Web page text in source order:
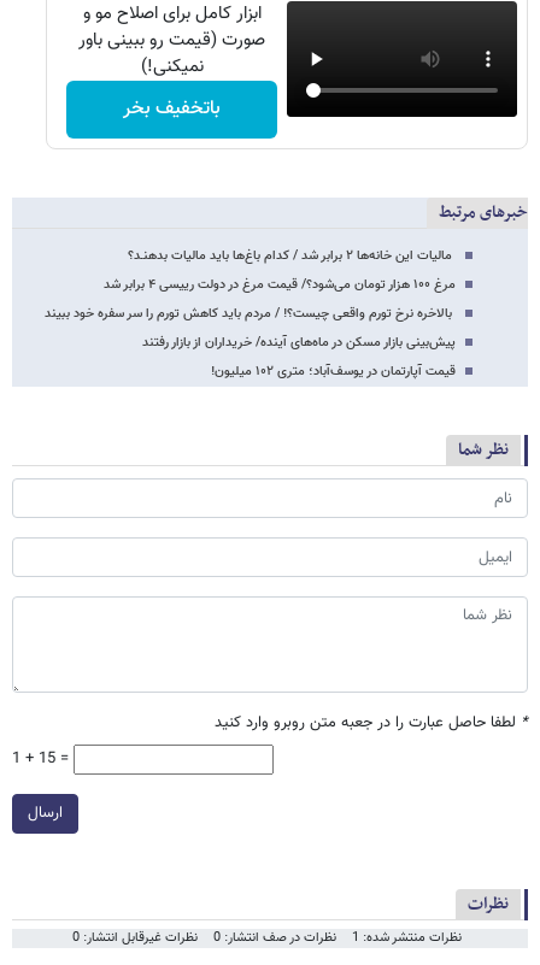
ابزار کامل برای اصلاح مو و
صورت (قیمت رو ببینی باور
نمیکنی!)
باتخفیف بخر
خبرهای مرتبط
مالیات این خانه‌ها ۲ برابر شد / کدام باغ‌ها باید مالیات بدهنـد؟
مرغ ۱۰۰ هزار تومان می‌شود؟/ قیمت مرغ در دولت رییسی ۴ برابر شد
بالاخره نرخ تورم واقعی چیست؟! / مردم باید کاهش تورم را سر سفره خود ببیند
پیش‌بینی بازار مسکن در ماه‌های آینده/ خریداران از بازار رفتند
قیمت آپارتمان در یوسف‌آباد؛ متری ۱۰۲ میلیون!
نظر شما
* لطفا حاصل عبارت را در جعبه متن روبرو وارد کنید
1 + 15 =
ارسال
نظرات
نظرات منتشر شده: 1 نظرات در صف انتشار: 0 نظرات غیرقابل انتشار: 0